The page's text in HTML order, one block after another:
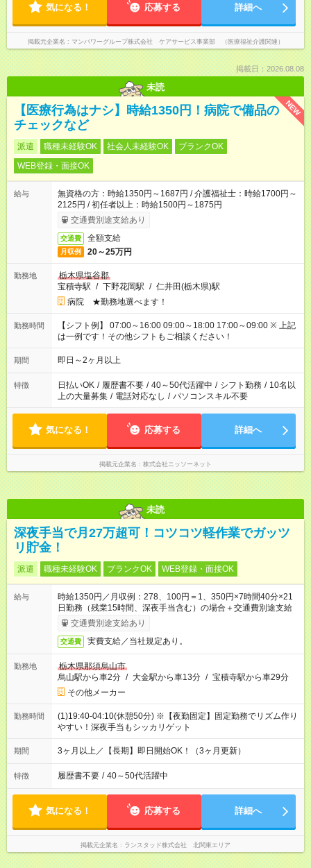
気になる！ 応募する 詳細へ
掲載元企業名 マンパワーグループ株式会社 ケアサービス事業部 （医療福祉介護関連）
掲載日：2026.08.08
未読
NEW
【医療行為はナシ】時給1350円！病院で備品の
チェックなど
派遣 職種未経験OK 社会人未経験OK
ブランクOK
WEB登録・面接OK
給与
無資格の方：時給1350円～1687円 / 介護福祉士：時給1700円～
2125円 / 初任者以上：時給1500円～1875円
交通費別途支給あり
交通費 全額支給
月収例 20～25万円
勤務地
栃木県塩谷郡
宝積寺駅 / 下野花岡駅 / 仁井田(栃木県)駅
病院 ★勤務地選べます！
勤務時間
【シフト例】 07:00～16:00 09:00～18:00 17:00～09:00 ※ 上記
は一例です！その他シフトもご相談ください！
期間 即日～2ヶ月以上
特徴 日払いOK / 履歴書不要 / 40～50代活躍中 / シフト勤務 / 10名以
上の大量募集 / 電話対応なし / パソコンスキル不要
気になる！ 応募する 詳細へ
掲載元企業名 株式会社ニッソーネット
未読
深夜手当で月27万超可！コツコツ軽作業でガッツ
リ貯金！
派遣 職種未経験OK ブランクOK WEB登録・面接OK
給与
時給1350円／月収例：278、100円＝1、350円×7時間40分×21
日勤務（残業15時間、深夜手当含む）の場合＋交通費別途支給
交通費別途支給あり
交通費 実費支給／当社規定あり。
勤務地
栃木県那須烏山市
烏山駅から車2分 / 大金駅から車13分 / 宝積寺駅から車29分
その他メーカー
勤務時間
(1)19:40-04:10(休憩50分) ※【夜勤固定】固定勤務でリズム作り
やすい！深夜手当もシッカリゲット
期間 3ヶ月以上／【長期】即日開始OK！（3ヶ月更新）
特徴 履歴書不要 / 40～50代活躍中
気になる！ 応募する 詳細へ
掲載元企業名 ランスタッド株式会社 北関東エリア